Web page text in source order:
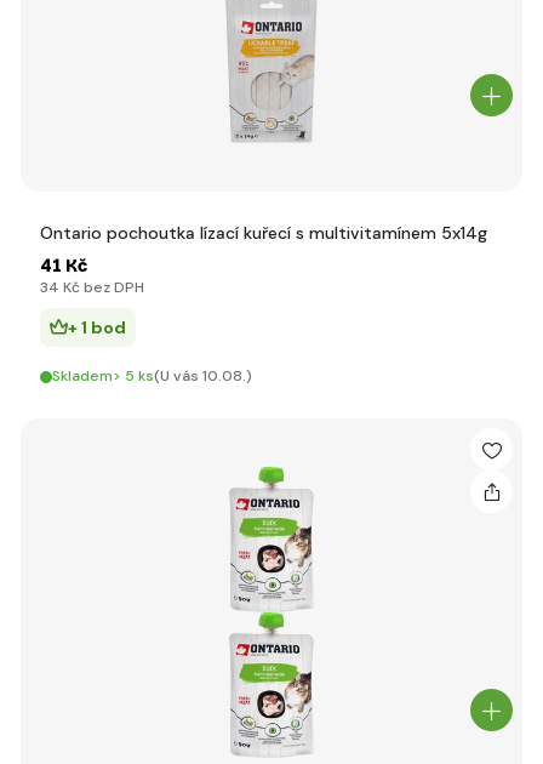
Ontario pochoutka lízací kuřecí s multivitamínem 5x14g
41 Kč
34 Kč bez DPH
+ 1 bod
Skladem> 5 ks(U vás 10.08.)